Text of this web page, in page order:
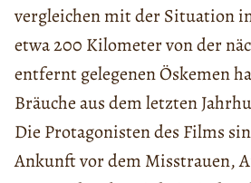
vergleichen mit der Situation
etwa 200 Kilometer von der
entfernt gelegenen Öskemen
Bräuche aus dem letzten
Die Protagonisten des Films
Ankunft vor dem Misstrauen,